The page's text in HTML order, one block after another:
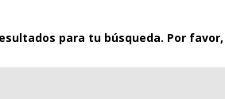
para tu búsqueda. Por